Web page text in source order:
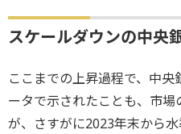
スケールダウンの中央
ここまでの上昇過程で、中
ータで示されたことも、市
が、さすがに2023年末から